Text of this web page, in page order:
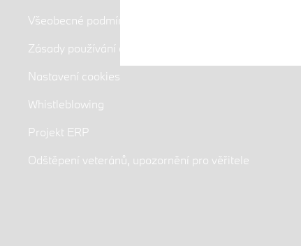
Všeobecné podmínky soutěže
Zásady používání cookies
Nastavení cookies
Whistleblowing
Projekt ERP
Odštěpení veteránů, upozornění pro věřitele